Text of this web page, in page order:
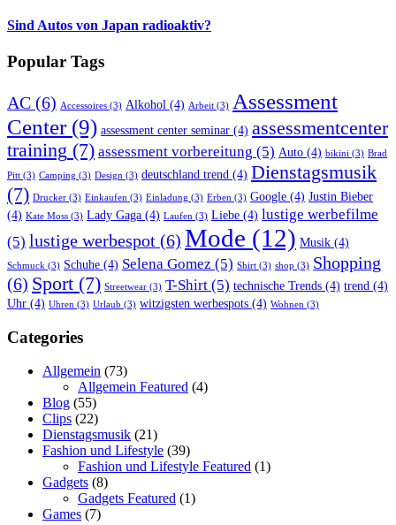
Sind Autos von Japan radioaktiv?
Popular Tags
AC (6) Accessoires (3) Alkohol (4) Arbeit (3) Assessment
Center(9) assessment center seminar (4) assessmentcenter
training (7) assessment vorbereitung (5) Auto (4) bikini (3) Brad
Pitt (3) Camping (3) Design (3) deutschland trend (4) Dienstagsmusik
(7) Drucker (3) Einkaufen (3) Einladung (3) Erben (3) Google (4) Justin Bieber
(4) Kate Moss (3) Lady Gaga (4) Laufen (3) Liebe (4) lustige werbefilme
(5) lustige werbespot (6) Mode (12) Musik (4)
Schmuck (3) Schuhe (4) Selena Gomez (5) Shirt (3) shop (3) Shopping
(6) Sport (7) Streetwear (3) T-Shirt (5) technische Trends (4) trend (4)
Uhr (4) Uhren (3) Urlaub (3) witzigsten werbespots (4) Wohnen (3)
Categories
Allgemein (73)
Allgemein Featured (4)
Blog (55)
Clips (22)
Dienstagsmusik (21)
Fashion und Lifestyle (39)
Fashion und Lifestyle Featured (1)
Gadgets (8)
Gadgets Featured (1)
Games (7)